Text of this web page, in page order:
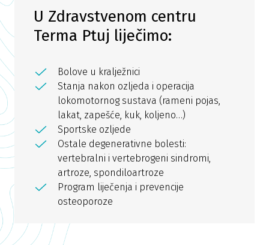
U Zdravstvenom centru
Terma Ptuj liječimo:
Bolove u kralježnici
Stanja nakon ozljeda i operacija
lokomotornog sustava (rameni pojas,
lakat, zapešće, kuk, koljeno…)
Sportske ozljede
Ostale degenerativne bolesti:
vertebralni i vertebrogeni sindromi,
artroze, spondiloartroze
Program liječenja i prevencije
osteoporoze